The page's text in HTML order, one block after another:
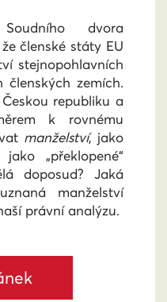
dvora
členské státy EU
stejnopohlavních
zemích.
republiku a
k rovnému
manželství, jako
„překlopené“
doposud? Jaká
manželství
právní analýzu.